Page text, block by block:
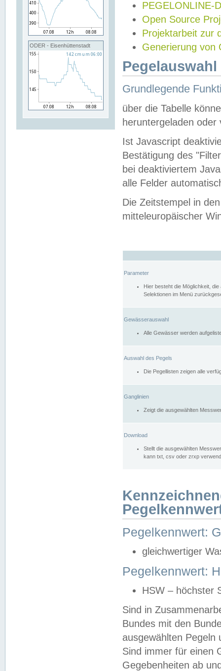
ODER - Eisenhüttenstadt
PEGELONLINE-
Open Source
Projektarbeit zur
Generierung von
Grundlegende
über die Tabelle
heruntergeladen oder
Ist Javascript
Bestätigung des
bei deaktiviertem
alle Felder
Die Zeitstempel in
mitteleuropäischer
Parameter
Hier besteht die Möglichkeit,
Selektionen im Menü
Gewässerauswahl
Alle Gewässer werden
Auswahl des Pegels
Die Pegellisten zeigen alle
Ganglinien
Zeigt die ausgewählten
Download
Stellt die ausgewählten
kann txt, csv oder zrxp
Pegelkennwert:
gleichwertiger
Pegelkennwert:
HSW – höchster
Sind in
Bundes mit den
ausgewählten
Sind immer für einen
Gegebenheiten ab